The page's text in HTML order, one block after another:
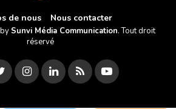
de nous Nous contacter
Sunvi Média Communication. Tout droit
réservé